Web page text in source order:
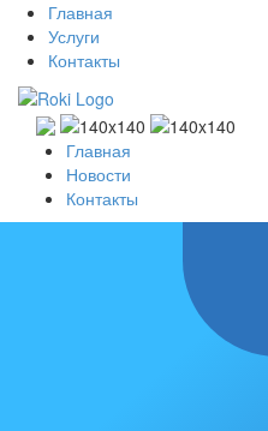
Главная
Услуги
Контакты
Главная
Новости
Контакты